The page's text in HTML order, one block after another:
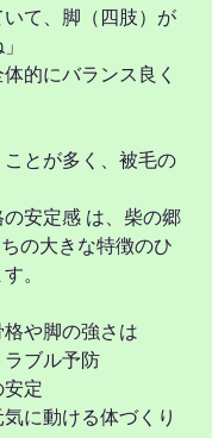
いて、脚（四肢）が
体的にバランス良く
とが多く、被毛の
安定感 は、柴の郷
の大きな特徴のひ
。
や脚の強さは
ラブル予防
安定
に動ける体づくり